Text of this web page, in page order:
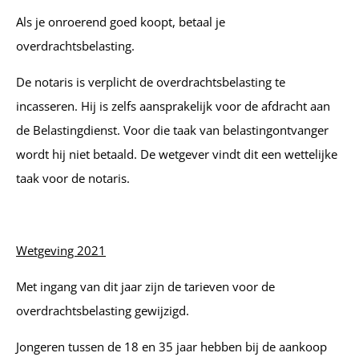
Als je onroerend goed koopt, betaal je
overdrachtsbelasting.
De notaris is verplicht de overdrachtsbelasting te
incasseren. Hij is zelfs aansprakelijk voor de afdracht aan
de Belastingdienst. Voor die taak van belastingontvanger
wordt hij niet betaald. De wetgever vindt dit een wettelijke
taak voor de notaris.
Wetgeving 2021
Met ingang van dit jaar zijn de tarieven voor de
overdrachtsbelasting gewijzigd.
Jongeren tussen de 18 en 35 jaar hebben bij de aankoop